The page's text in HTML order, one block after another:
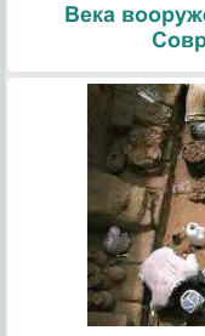
Века